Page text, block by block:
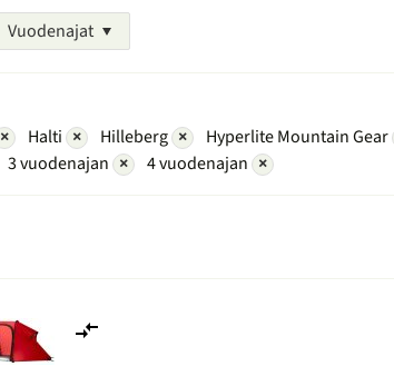
Vuodenajat
× Halti × Hilleberg × Hyperlite Mountain Gear
3 vuodenajan × 4 vuodenajan ×